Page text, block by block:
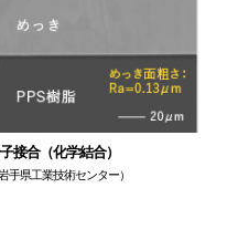
接合（化学結合）
岩手県工業技術センター）